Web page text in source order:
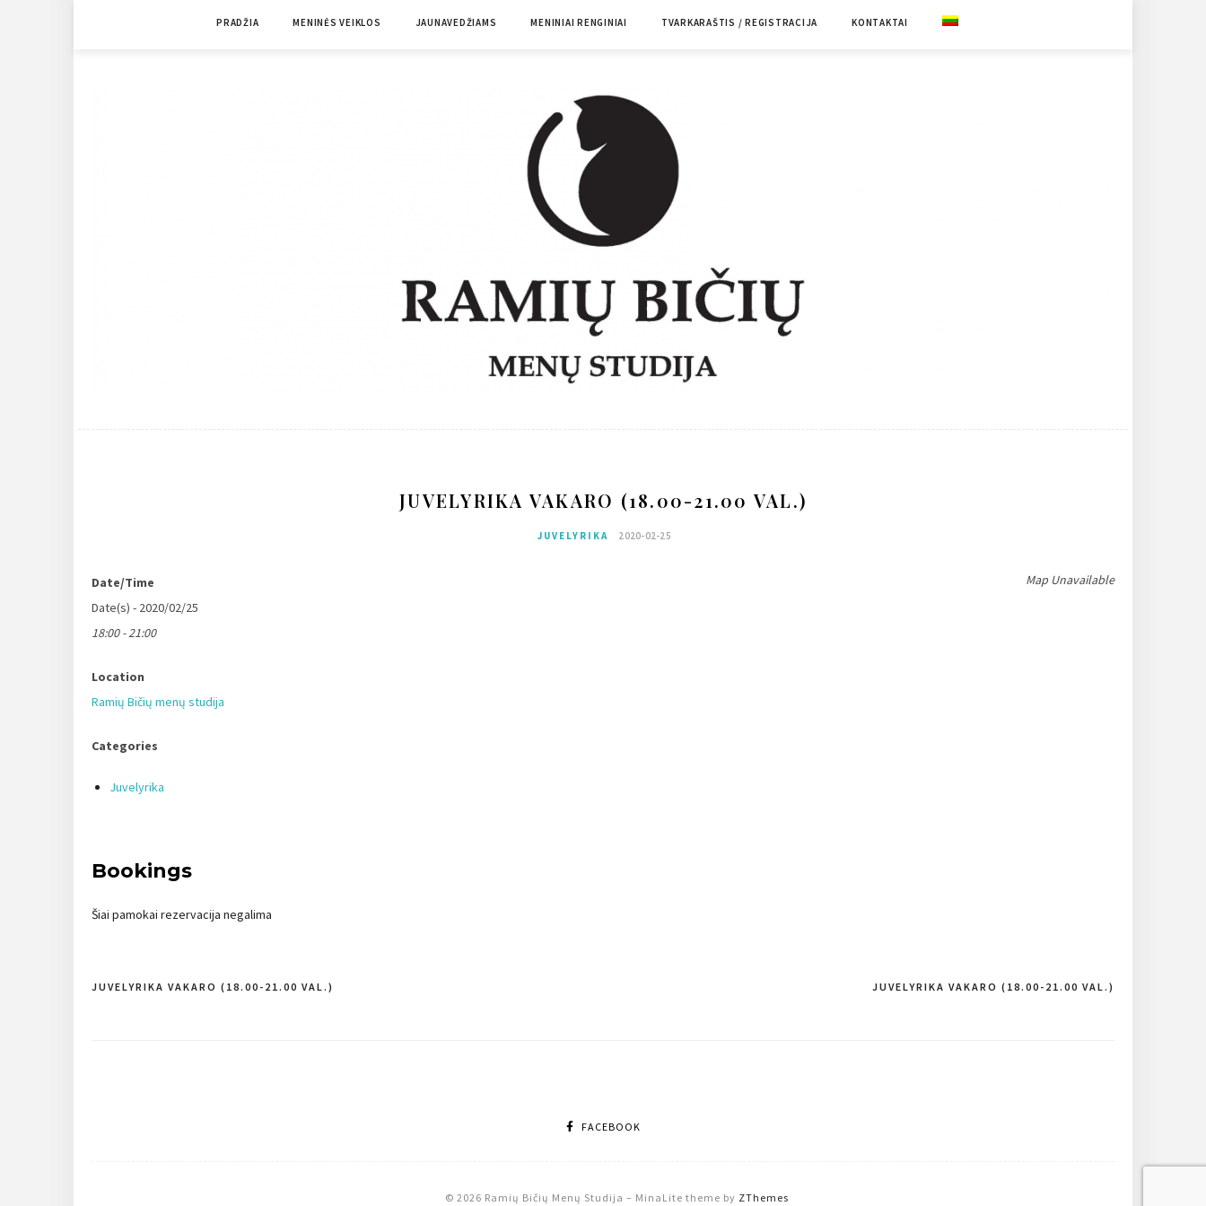
PRADŽIA MENINĖS VEIKLOS JAUNAVEDŽIAMS MENINIAI RENGINIAI TVARKARAŠTIS / REGISTRACIJA KONTAKTAI
JUVELYRIKA VAKARO (18.00-21.00 VAL.)
JUVELYRIKA 2020-02-25
Map Unavailable
Date/Time
Date(s) - 2020/02/25
18:00 - 21:00
Location
Ramių Bičių menų studija
Categories
Juvelyrika
Bookings
Šiai pamokai rezervacija negalima
Navigacija
JUVELYRIKA VAKARO (18.00-21.00 VAL.)
JUVELYRIKA VAKARO (18.00-21.00 VAL.)
FACEBOOK
© 2026 Ramių Bičių Menų Studija – MinaLite theme by ZThemes